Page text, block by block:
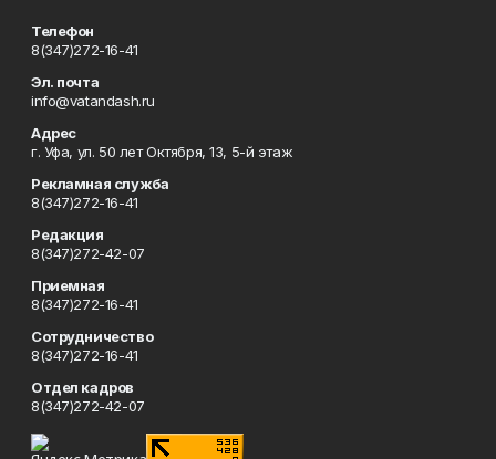
Телефон
8(347)272-16-41
Эл. почта
info@vatandash.ru
Адрес
г. Уфа, ул. 50 лет Октября, 13, 5-й этаж
Рекламная служба
8(347)272-16-41
Редакция
8(347)272-42-07
Приемная
8(347)272-16-41
Сотрудничество
8(347)272-16-41
Отдел кадров
8(347)272-42-07